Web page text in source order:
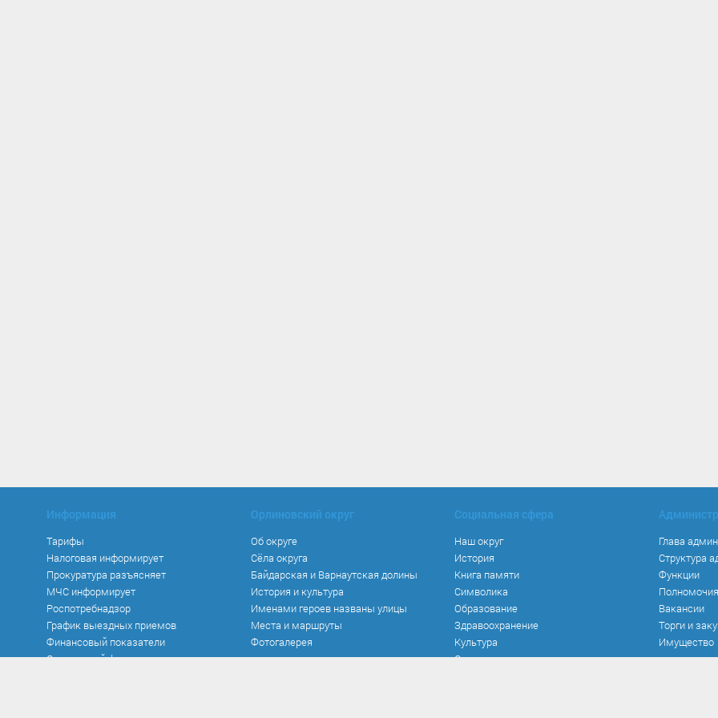
Информация
Тарифы
Налоговая информирует
Прокуратура разъясняет
МЧС информирует
Роспотребнадзор
График выездных приемов
Финансовый показатели
Социальный фонд
Орлиновский округ
Об округе
Сёла округа
Байдарская и Варнаутская долины
История и культура
Именами героев названы улицы
Места и маршруты
Фотогалерея
Социальная сфера
Наш округ
История
Книга памяти
Символика
Образование
Здравоохранение
Культура
Спорт
Глава
Структура
Функции
Полномочия
Вакансии
Торги и
Имущество